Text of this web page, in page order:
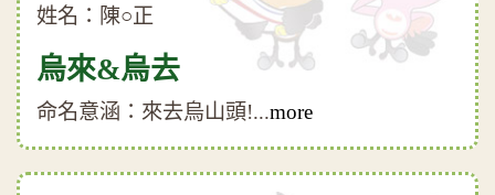
姓名：陳○正
烏來&烏去
命名意涵：來去烏山頭!...more